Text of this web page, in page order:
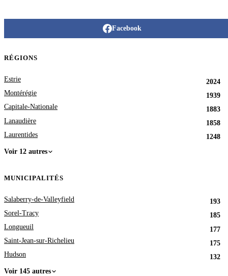
Facebook
RÉGIONS
Estrie
2024
Montérégie
1939
Capitale-Nationale
1883
Lanaudière
1858
Laurentides
1248
Voir 12 autres
MUNICIPALITÉS
Salaberry-de-Valleyfield
193
Sorel-Tracy
185
Longueuil
177
Saint-Jean-sur-Richelieu
175
Hudson
132
Voir 145 autres